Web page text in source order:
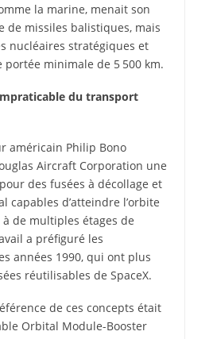
la marine, menait son
de missiles balistiques, mais
nucléaires stratégiques et
portée minimale de 5 500 km.
du transport
américain Philip Bono
Aircraft Corporation une
des fusées à décollage et
capables d’atteindre l’orbite
de multiples étages de
a préfiguré les
années 1990, qui ont plus
réutilisables de SpaceX.
de ces concepts était
Orbital Module-Booster